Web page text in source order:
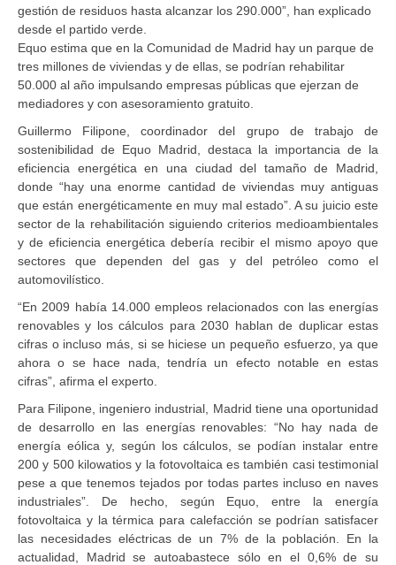
gestión de residuos hasta alcanzar los 290.000”, han explicado
desde el partido verde.
Equo estima que en la Comunidad de Madrid hay un parque de
tres millones de viviendas y de ellas, se podrían rehabilitar
50.000 al año impulsando empresas públicas que ejerzan de
mediadores y con asesoramiento gratuito.
Guillermo Filipone, coordinador del grupo de trabajo de
sostenibilidad de Equo Madrid, destaca la importancia de la
eficiencia energética en una ciudad del tamaño de Madrid,
donde “hay una enorme cantidad de viviendas muy antiguas
que están energéticamente en muy mal estado”. A su juicio este
sector de la rehabilitación siguiendo criterios medioambientales
y de eficiencia energética debería recibir el mismo apoyo que
sectores que dependen del gas y del petróleo como el
automovilístico.
“En 2009 había 14.000 empleos relacionados con las energías
renovables y los cálculos para 2030 hablan de duplicar estas
cifras o incluso más, si se hiciese un pequeño esfuerzo, ya que
ahora o se hace nada, tendría un efecto notable en estas
cifras”, afirma el experto.
Para Filipone, ingeniero industrial, Madrid tiene una oportunidad
de desarrollo en las energías renovables: “No hay nada de
energía eólica y, según los cálculos, se podían instalar entre
200 y 500 kilowatios y la fotovoltaica es también casi testimonial
pese a que tenemos tejados por todas partes incluso en naves
industriales”. De hecho, según Equo, entre la energía
fotovoltaica y la térmica para calefacción se podrían satisfacer
las necesidades eléctricas de un 7% de la población. En la
actualidad, Madrid se autoabastece sólo en el 0,6% de su